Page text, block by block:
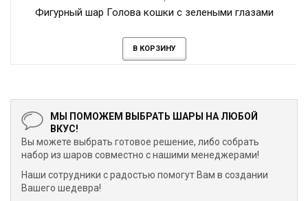
Фигурный шар Голова кошки с зелеными глазами
В КОРЗИНУ
МЫ ПОМОЖЕМ ВЫБРАТЬ ШАРЫ НА ЛЮБОЙ
ВКУС!
Вы можете выбрать готовое решение, либо собрать
набор из шаров совместно с нашими менеджерами!
Наши сотрудники с радостью помогут Вам в создании
Вашего шедевра!